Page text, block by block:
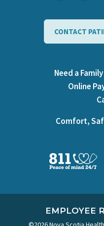
CONTACT
Need a
Online
Comfort,
EMPLOYEE